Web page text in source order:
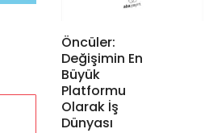
Öncüler:
Değişimin En
Büyük
Platformu
Olarak İş
Dünyası